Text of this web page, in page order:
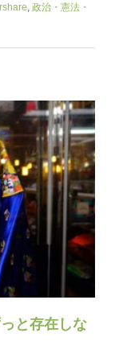
政治・憲法・
と存在しな